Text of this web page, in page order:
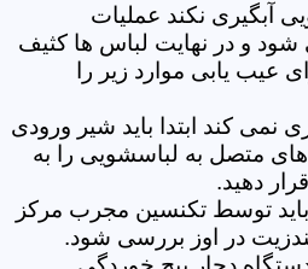
آبگیری نکند عملیات
و در نهایت لباس ها کثیف
عیب یابی موارد زیر را
نمی کند ابتدا باید شیر ورودی
متصل به لباسشویی را به
دهید.
توسط تکنسین مجرب مرکز
در اوز بررسی شود.